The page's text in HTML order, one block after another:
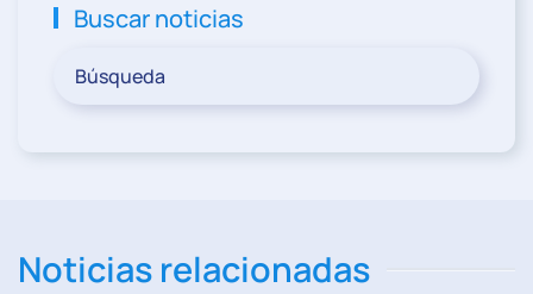
Buscar noticias
Noticias relacionadas